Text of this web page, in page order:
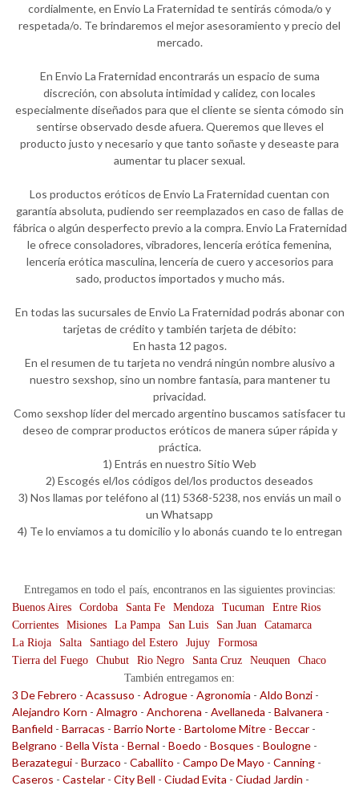
cordialmente, en Envio La Fraternidad te sentirás cómoda/o y
respetada/o. Te brindaremos el mejor asesoramiento y precio del
mercado.
En Envio La Fraternidad encontrarás un espacio de suma
discreción, con absoluta intimidad y calidez, con locales
especialmente diseñados para que el cliente se sienta cómodo sin
sentirse observado desde afuera. Queremos que lleves el
producto justo y necesario y que tanto soñaste y deseaste para
aumentar tu placer sexual.
Los productos eróticos de Envio La Fraternidad cuentan con
garantía absoluta, pudiendo ser reemplazados en caso de fallas de
fábrica o algún desperfecto previo a la compra. Envio La Fraternidad
le ofrece consoladores, vibradores, lencería erótica femenina,
lencería erótica masculina, lencería de cuero y accesorios para
sado, productos importados y mucho más.
En todas las sucursales de Envio La Fraternidad podrás abonar con
tarjetas de crédito y también tarjeta de débito:
En hasta 12 pagos.
En el resumen de tu tarjeta no vendrá ningún nombre alusivo a
nuestro sexshop, sino un nombre fantasía, para mantener tu
privacidad.
Como sexshop líder del mercado argentino buscamos satisfacer tu
deseo de comprar productos eróticos de manera súper rápida y
práctica.
1) Entrás en nuestro Sitio Web
2) Escogés el/los códigos del/los productos deseados
3) Nos llamas por teléfono al (11) 5368-5238, nos enviás un mail o
un Whatsapp
4) Te lo enviamos a tu domicilio y lo abonás cuando te lo entregan
Entregamos en todo el país, encontranos en las siguientes provincias:
Buenos Aires
Cordoba Santa Fe Mendoza Tucuman
Entre Rios
Corrientes
Misiones La Pampa San Luis San Juan
Catamarca
La Rioja
Salta Santiago del Estero Jujuy
Formosa
Tierra del Fuego
Chubut Rio Negro Santa Cruz Neuquen
Chaco
También entregamos en:
3 De Febrero - Acassuso - Adrogue - Agronomia - Aldo Bonzi -
Alejandro Korn - Almagro - Anchorena - Avellaneda - Balvanera -
Banfield - Barracas - Barrio Norte - Bartolome Mitre - Beccar -
Belgrano - Bella Vista - Bernal - Boedo - Bosques - Boulogne -
Berazategui - Burzaco - Caballito - Campo De Mayo - Canning -
Caseros - Castelar - City Bell - Ciudad Evita - Ciudad Jardin -